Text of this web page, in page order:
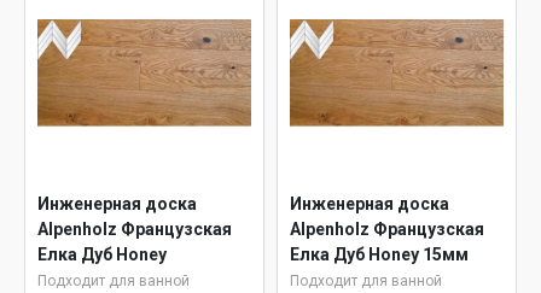
Инженерная доска
Alpenholz Французская
Елка Дуб Honey
Подходит для ванной
Инженерная доска
Alpenholz Французская
Елка Дуб Honey 15мм
Подходит для ванной